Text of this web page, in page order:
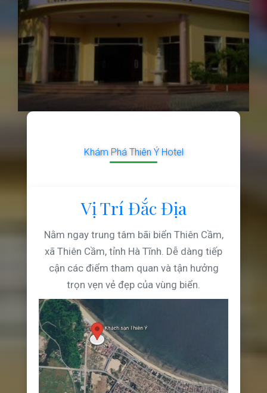
Khám Phá Thiên Ý Hotel
Vị Trí Đắc Địa
Nằm ngay trung tâm bãi biển Thiên Cầm,
xã Thiên Cầm, tỉnh Hà Tĩnh. Dễ dàng tiếp
cận các điểm tham quan và tận hưởng
trọn vẹn vẻ đẹp của vùng biển.